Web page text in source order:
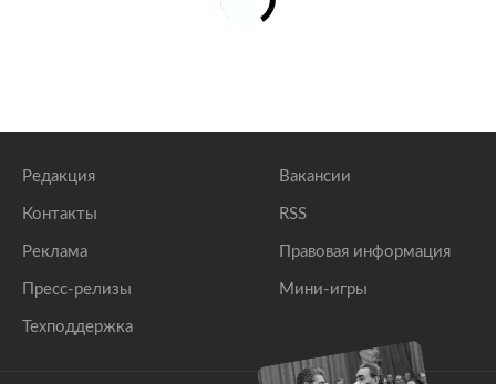
Редакция
Контакты
Реклама
Пресс-релизы
Техподдержка
Вакансии
RSS
Правовая информация
Мини-игры